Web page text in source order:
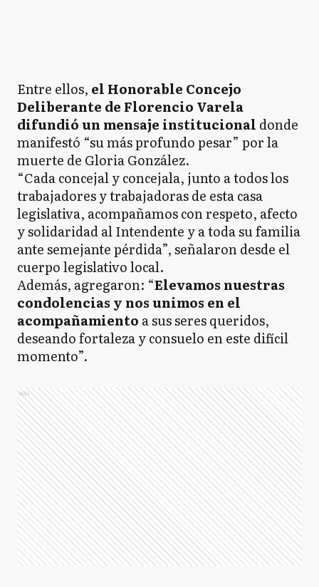
Entre ellos, el Honorable Concejo
Deliberante de Florencio Varela
difundió un mensaje institucional donde
manifestó “su más profundo pesar” por la
muerte de Gloria González.
“Cada concejal y concejala, junto a todos los
trabajadores y trabajadoras de esta casa
legislativa, acompañamos con respeto, afecto
y solidaridad al Intendente y a toda su familia
ante semejante pérdida”, señalaron desde el
cuerpo legislativo local.
Además, agregaron: “Elevamos nuestras
condolencias y nos unimos en el
acompañamiento a sus seres queridos,
deseando fortaleza y consuelo en este difícil
momento”.
Ads